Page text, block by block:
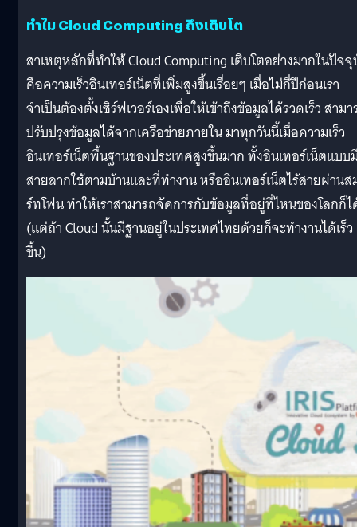
ทำไม Cloud Computing ถึงเติบโต
สาเหตุหลักที่ทำให้ Cloud Computing เติบโตอย่างมากในปัจ
คือความเร็วอินเทอร์เน็ตที่เพิ่มสูงขึ้นเรื่อยๆ เมื่อไม่กี่ปีก่อนเรา
จำเป็นต้องตั้งเซิร์ฟเวอร์เองเพื่อให้เข้าถึงข้อมูลได้รวดเร็ว สาม
ปรับปรุงข้อมูลได้จากเครือข่ายภายใน มาทุกวันนี้เมื่อความเร็ว
อินเทอร์เน็ตพื้นฐานของประเทศสูงขึ้นมาก ทั้งอินเทอร์เน็ตแบบ
สายลากใช้ตามบ้านและที่ทำงาน หรืออินเทอร์เน็ตไร้สายผ่านส
ร์ทโฟน ทำให้เราสามารถจัดการกับข้อมูลที่อยู่ที่ไหนของโลกก็
(แต่ถ้า Cloud นั้นมีฐานอยู่ในประเทศไทยด้วยก็จะทำงานได้เร็ว
ขึ้น)